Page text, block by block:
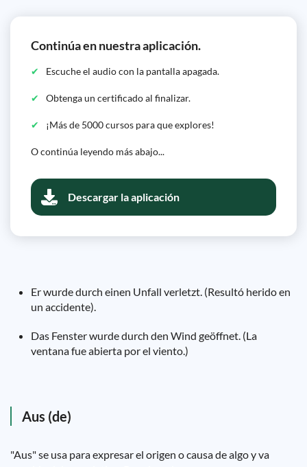
Continúa en nuestra aplicación.
Escuche el audio con la pantalla apagada.
Obtenga un certificado al finalizar.
¡Más de 5000 cursos para que explores!
O continúa leyendo más abajo...
Descargar la aplicación
Er wurde durch einen Unfall verletzt. (Resultó herido en
un accidente).
Das Fenster wurde durch den Wind geöffnet. (La
ventana fue abierta por el viento.)
Aus (de)
"Aus" se usa para expresar el origen o causa de algo y va